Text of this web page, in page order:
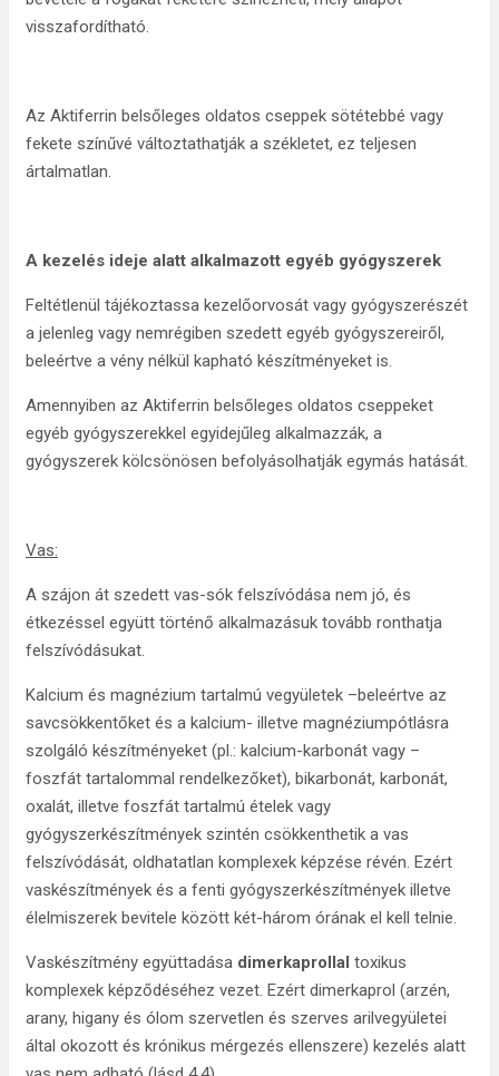
visszafordítható.
Az Aktiferrin belsőleges oldatos cseppek sötétebbé vagy
fekete színűvé változtathatják a székletet, ez teljesen
ártalmatlan.
A kezelés ideje alatt alkalmazott egyéb gyógyszerek
Feltétlenül tájékoztassa kezelőorvosát vagy gyógyszerészét
a jelenleg vagy nemrégiben szedett egyéb gyógyszereiről,
beleértve a vény nélkül kapható készítményeket is.
Amennyiben az Aktiferrin belsőleges oldatos cseppeket
egyéb gyógyszerekkel egyidejűleg alkalmazzák, a
gyógyszerek kölcsönösen befolyásolhatják egymás hatását.
Vas:
A szájon át szedett vas-sók felszívódása nem jó, és
étkezéssel együtt történő alkalmazásuk tovább ronthatja
felszívódásukat.
Kalcium és magnézium tartalmú vegyületek –beleértve az
savcsökkentőket és a kalcium- illetve magnéziumpótlásra
szolgáló készítményeket (pl.: kalcium-karbonát vagy –
foszfát tartalommal rendelkezőket), bikarbonát, karbonát,
oxalát, illetve foszfát tartalmú ételek vagy
gyógyszerkészítmények szintén csökkenthetik a vas
felszívódását, oldhatatlan komplexek képzése révén. Ezért
vaskészítmények és a fenti gyógyszerkészítmények illetve
élelmiszerek bevitele között két-három órának el kell telnie.
Vaskészítmény együttadása dimerkaprollal toxikus
komplexek képződéséhez vezet. Ezért dimerkaprol (arzén,
arany, higany és ólom szervetlen és szerves arilvegyületei
által okozott és krónikus mérgezés ellenszere) kezelés alatt